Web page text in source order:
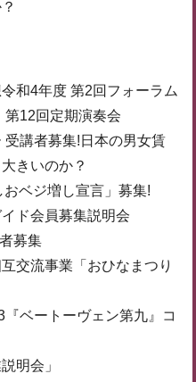
和4年度 第2回フォーラム
第12回定期演奏会
講者募集!日本の男女賃
きいのか？
ベジ増し宣言」募集!
ド会員募集説明会
募集
交流事業「おひなまつり
ベートーヴェン第九』コ
明会」